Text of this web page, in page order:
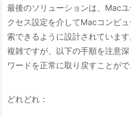
最後のソリューションは、Mac
クセス設定を介してMacコンピ
索できるように設計されていま
複雑ですが、以下の手順を注意
ワードを正常に取り戻すことがで
どれどれ：